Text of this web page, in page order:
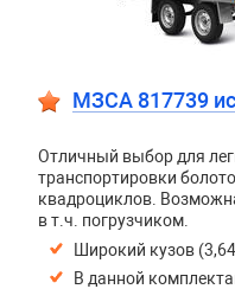
МЗСА 817739
Отличный выбор для
транспортировки
квадроциклов.
в т.ч. погрузчиком.
Широкий кузов
В данной